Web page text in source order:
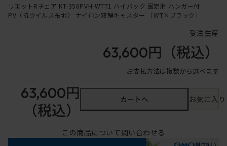
リエットRチェア KT-356PVH-WTT1 ハイバック 固定肘 ハンガー付
PV（抗ウイルス布地） ナイロン双輪キャスター ［WT×ブラック］
受注生産
63,600円 （税込）
お支払方法は複数から選べます
63,600円
（税込）
カートへ お気に入
この商品について問い合わせる